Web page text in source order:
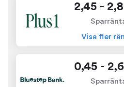
2,45 -
Visa fler
0,45 -